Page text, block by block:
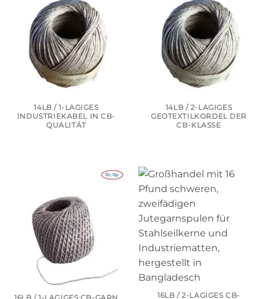
14LB / 1-LAGIGES
INDUSTRIEKABEL IN CB-
QUALITÄT
14LB / 2-LAGIGES
GEOTEXTILKORDEL DER
CB-KLASSE
16LB / 2-LAGIGES CB-